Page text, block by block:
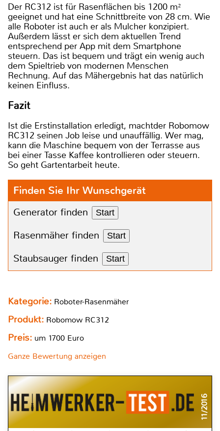
Der RC312 ist für Rasenflächen bis 1200 m²
geeignet und hat eine Schnittbreite von 28 cm. Wie
alle Roboter ist auch er als Mulcher konzipiert.
Außerdem lässt er sich dem aktuellen Trend
entsprechend per App mit dem Smartphone
steuern. Das ist bequem und trägt ein wenig auch
dem Spieltrieb von modernen Menschen
Rechnung. Auf das Mähergebnis hat das natürlich
keinen Einfluss.
Fazit
Ist die Erstinstallation erledigt, machtder Robomow
RC312 seinen Job leise und unauffällig. Wer mag,
kann die Maschine bequem von der Terrasse aus
bei einer Tasse Kaffee kontrollieren oder steuern.
So geht Gartentarbeit heute.
Finden Sie Ihr Wunschgerät
Generator finden Start
Rasenmäher finden Start
Staubsauger finden Start
Kategorie: Roboter-Rasenmäher
Produkt: Robomow RC312
Preis: um 1700 Euro
Ganze Bewertung anzeigen
11/2016